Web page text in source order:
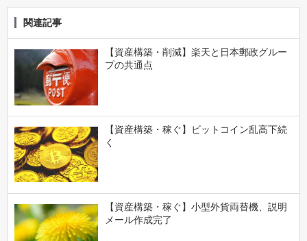
関連記事
【資産構築・削減】楽天と日本郵政グルー
プの共通点
【資産構築・稼ぐ】ビットコイン乱高下続
く
【資産構築・稼ぐ】小型外貨両替機、説明
メール作成完了